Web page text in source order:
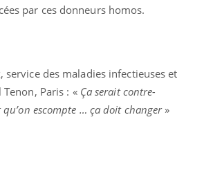
par ces donneurs homos.
, service des maladies infectieuses et
Paris : « Ça serait contre-
escompte … ça doit changer»